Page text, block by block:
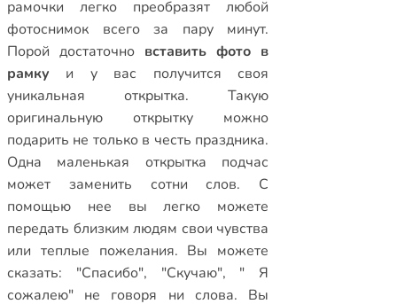
рамочки легко преобразят любой
фотоснимок всего за пару минут.
Порой достаточно вставить фото в
рамку и у вас получится своя
уникальная открытка. Такую
оригинальную открытку можно
подарить не только в честь праздника.
Одна маленькая открытка подчас
может заменить сотни слов. С
помощью нее вы легко можете
передать близким людям свои чувства
или теплые пожелания. Вы можете
сказать: "Спасибо", "Скучаю", " Я
сожалею" не говоря ни слова. Вы